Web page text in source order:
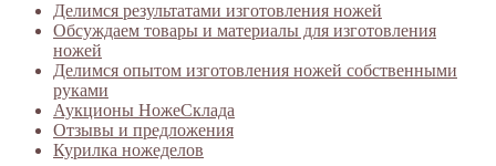
Делимся результатами изготовления ножей
Обсуждаем товары и материалы для изготовления
ножей
Делимся опытом изготовления ножей собственными
руками
Аукционы НожеСклада
Отзывы и предложения
Курилка ножеделов